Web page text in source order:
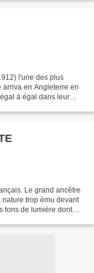
l'une des plus
en Angleterre en
à égal dans leur
Le grand ancêtre
trop ému devant
tons de lumière dont